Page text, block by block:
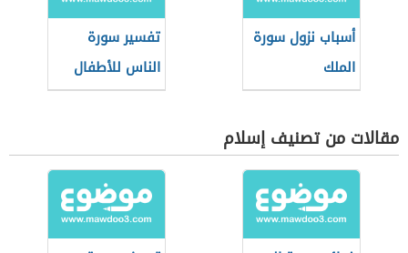
أسباب نزول سورة
الملك
تفسير سورة
الناس للأطفال
مقالات من تصنيف إسلام